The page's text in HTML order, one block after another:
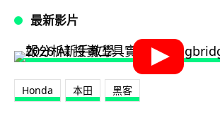
最新影片
Honda 本田 黑客